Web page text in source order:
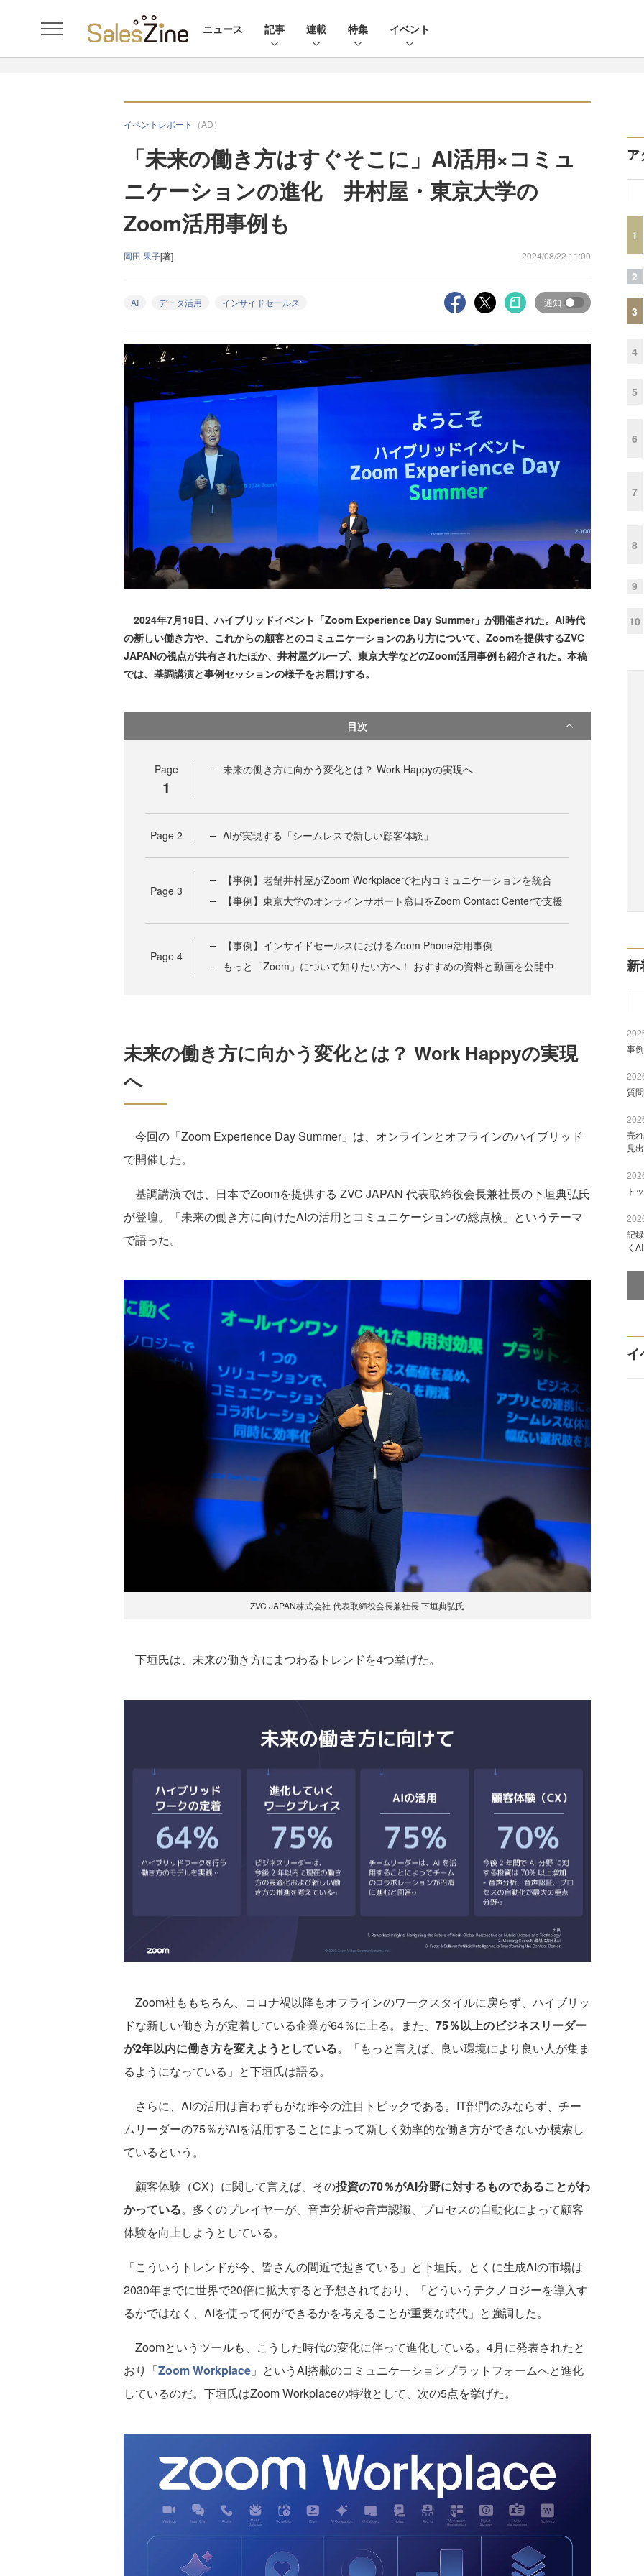
ニュース 記事 連載 特集 イベント
イベントレポート （AD）
「未来の働き方はすぐそこに」AI活用×コミュ
ニケーションの進化 井村屋・東京大学の
Zoom活用事例も
岡田 果子[著] 2024/08/22 11:00
AI データ活用 インサイドセールス 通知
2024年7月18日、ハイブリッドイベント「Zoom Experience Day Summer」が開催された。AI時代
の新しい働き方や、これからの顧客とのコミュニケーションのあり方について、Zoomを提供するZVC
JAPANの視点が共有されたほか、井村屋グループ、東京大学などのZoom活用事例も紹介された。本稿
では、基調講演と事例セッションの様子をお届けする。
目次
Page
1
未来の働き方に向かう変化とは？ Work Happyの実現へ
Page 2 AIが実現する「シームレスで新しい顧客体験」
Page 3
【事例】老舗井村屋がZoom Workplaceで社内コミュニケーションを統合
【事例】東京大学のオンラインサポート窓口をZoom Contact Centerで支援
Page 4
【事例】インサイドセールスにおけるZoom Phone活用事例
もっと「Zoom」について知りたい方へ！ おすすめの資料と動画を公開中
未来の働き方に向かう変化とは？ Work Happyの実現
へ
今回の「Zoom Experience Day Summer」は、オンラインとオフラインのハイブリッド
で開催した。
基調講演では、日本でZoomを提供する ZVC JAPAN 代表取締役会長兼社長の下垣典弘氏
が登壇。「未来の働き方に向けたAIの活用とコミュニケーションの総点検」というテーマ
で語った。
ZVC JAPAN株式会社 代表取締役会長兼社長 下垣典弘氏
下垣氏は、未来の働き方にまつわるトレンドを4つ挙げた。
Zoom社ももちろん、コロナ禍以降もオフラインのワークスタイルに戻らず、ハイブリッ
ドな新しい働き方が定着している企業が64％に上る。また、 75％以上のビジネスリーダー
が2年以内に働き方を変えようとしている。「もっと言えば、良い環境により良い人が集ま
るようになっている」と下垣氏は語る。
さらに、AIの活用は言わずもがな昨今の注目トピックである。IT部門のみならず、チー
ムリーダーの75％がAIを活用することによって新しく効率的な働き方ができないか模索し
ているという。
顧客体験（CX）に関して言えば、その投資の70％がAI分野に対するものであることがわ
かっている。多くのプレイヤーが、音声分析や音声認識、プロセスの自動化によって顧客
体験を向上しようとしている。
「こういうトレンドが今、皆さんの間近で起きている」と下垣氏。とくに生成AIの市場は
2030年までに世界で20倍に拡大すると予想されており、「どういうテクノロジーを導入す
るかではなく、AIを使って何ができるかを考えることが重要な時代」と強調した。
Zoomというツールも、こうした時代の変化に伴って進化している。4月に発表されたと
おり「Zoom Workplace 」というAI搭載のコミュニケーションプラットフォームへと進化
しているのだ。下垣氏はZoom Workplaceの特徴として、次の5点を挙げた。
ア
1
2
3
4
5
6
7
8
9
10
新
事
質
売
見
ト
記
く
イ